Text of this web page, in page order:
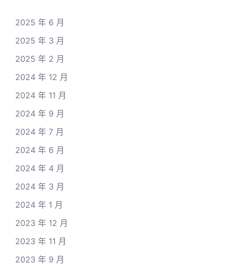
2025 年 6 月
2025 年 3 月
2025 年 2 月
2024 年 12 月
2024 年 11 月
2024 年 9 月
2024 年 7 月
2024 年 6 月
2024 年 4 月
2024 年 3 月
2024 年 1 月
2023 年 12 月
2023 年 11 月
2023 年 9 月